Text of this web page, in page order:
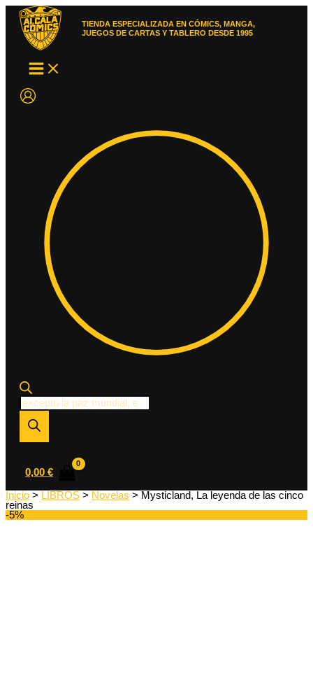
contenido
TIENDA ESPECIALIZADA EN CÓMICS, MANGA,
JUEGOS DE CARTAS Y TABLERO DESDE 1995
Búsqueda
de
productos
0,00 €
Inicio > LIBROS > Novelas > Mysticland, La leyenda de las cinco
reinas
-5%